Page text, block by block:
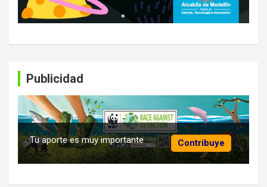
Publicidad
Contribuye
Tu aporte es muy importante